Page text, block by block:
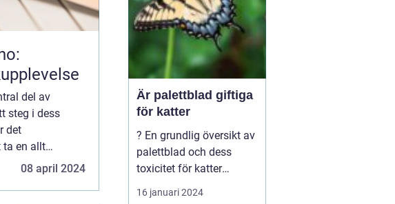
del av
steg i dess
det
ta en allt
att tidigare ha
08 april 2024
Är palettblad giftiga
för katter
? En grundlig översikt av
palettblad och dess
toxicitet för katter
16 januari 2024